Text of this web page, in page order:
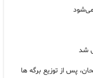
می‌شود
شد
پس از توزیع برگه ها